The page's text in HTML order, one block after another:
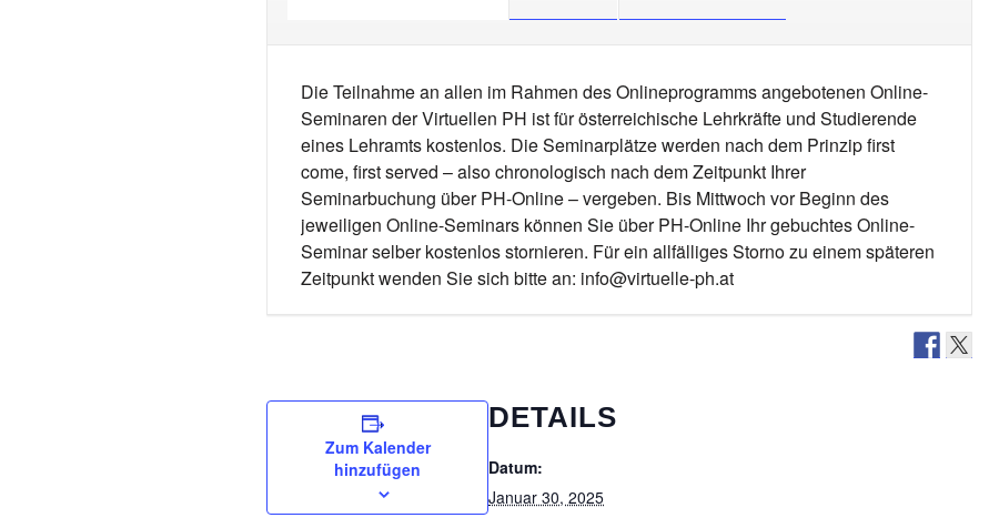
Die Teilnahme an allen im Rahmen des Onlineprogramms angebotenen Online-
Seminaren der Virtuellen PH ist für österreichische Lehrkräfte und Studierende
eines Lehramts kostenlos. Die Seminarplätze werden nach dem Prinzip first
come, first served – also chronologisch nach dem Zeitpunkt Ihrer
Seminarbuchung über PH-Online – vergeben. Bis Mittwoch vor Beginn des
jeweiligen Online-Seminars können Sie über PH-Online Ihr gebuchtes Online-
Seminar selber kostenlos stornieren. Für ein allfälliges Storno zu einem späteren
Zeitpunkt wenden Sie sich bitte an: info@virtuelle-ph.at
Zum Kalender
hinzufügen
DETAILS
Datum:
Januar 30, 2025